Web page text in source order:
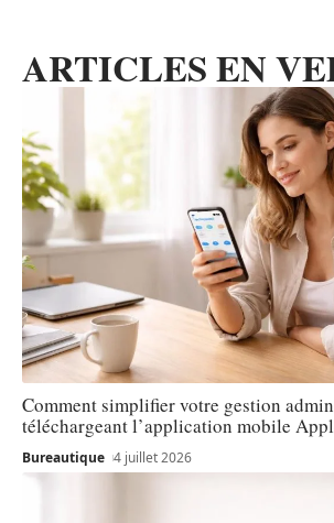
ARTICLES EN
Comment simplifier votre gestion
téléchargeant l’application mobile
Bureautique 4 juillet 2026